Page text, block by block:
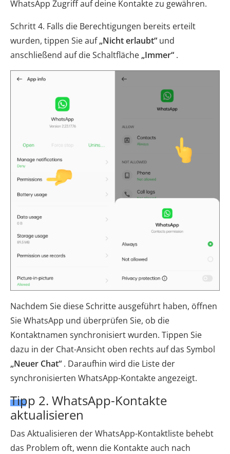
WhatsApp Zugriff auf deine Kontakte zu gewähren.
Schritt 4. Falls die Berechtigungen bereits erteilt
wurden, tippen Sie auf„Nicht erlaubt“ und
anschließend auf die Schaltfläche „Immer“ .
Nachdem Sie diese Schritte ausgeführt haben, öffnen
Sie WhatsApp und überprüfen Sie, ob die
Kontaktnamen synchronisiert wurden. Tippen Sie
dazu in der Chat-Ansicht oben rechts auf das Symbol
„Neuer Chat“ . Daraufhin wird die Liste der
synchronisierten WhatsApp-Kontakte angezeigt.
Tipp 2. WhatsApp-Kontakte
aktualisieren
Das Aktualisieren der WhatsApp-Kontaktliste behebt
das Problem oft, wenn die Kontakte auch nach